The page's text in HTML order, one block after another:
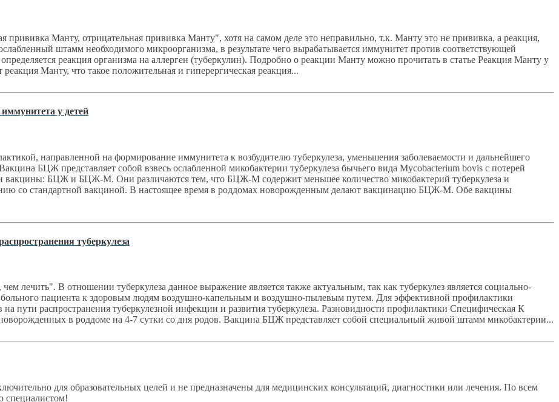
Манту, отрицательная прививка Манту", хотя на самом деле это неправильно, т.к. Манту это не прививка, а реакция,
штамм необходимого микроорганизма, в результате чего вырабатывается иммунитет против соответствующей
реакция организма на аллерген (туберкулин). Подробно о реакции Манту можно прочитать в статье Реакция Манту у
Манту, что такое положительная и гиперергическая реакция...
у детей
направленной на формирование иммунитета к возбудителю туберкулеза, уменьшения заболеваемости и дальнейшего
БЦЖ представляет собой взвесь ослабленной микобактерии туберкулеза бычьего вида Mycobacterium bovis с потерей
вакцины: БЦЖ и БЦЖ-М. Они различаются тем, что БЦЖ-М содержит меньшее количество микобактерий туберкулеза и
со стандартной вакциной. В настоящее время в роддомах новорожденным делают вакцинацию БЦЖ-М. Обе вакцины
туберкулеза
лечить". В отношении туберкулеза данное выражение является также актуальным, так как туберкулез является социально-
больного пациента к здоровым людям воздушно-капельным и воздушно-пылевым путем. Для эффективной профилактики
на пути распространения туберкулезной инфекции и развития туберкулеза. Разновидности профилактики Специфическая К
в роддоме на 4-7 сутки со дня родов. Вакцина БЦЖ представляет собой специальный живой штамм микобактерии...
для образовательных целей и не предназначены для медицинских консультаций, диагностики или лечения. По всем
специалистом!